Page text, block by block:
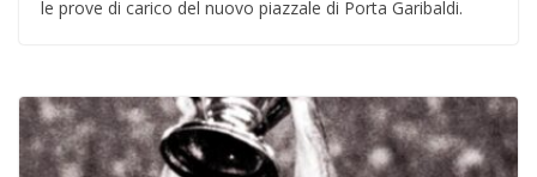
le prove di carico del nuovo piazzale di Porta Garibaldi.